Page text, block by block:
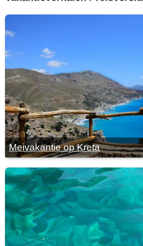
Meivakantie op Kreta